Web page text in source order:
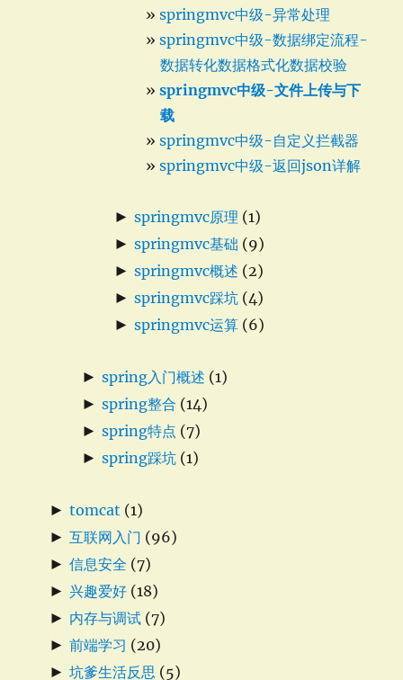
springmvc中级-异常处理
springmvc中级-数据绑定流程-
数据转化数据格式化数据校验
springmvc中级-文件上传与下
载
springmvc中级-自定义拦截器
springmvc中级-返回json详解
► springmvc原理 (1)
► springmvc基础 (9)
► springmvc概述 (2)
► springmvc踩坑 (4)
► springmvc运算 (6)
► spring入门概述 (1)
► spring整合 (14)
► spring特点 (7)
► spring踩坑 (1)
► tomcat (1)
► 互联网入门 (96)
► 信息安全 (7)
► 兴趣爱好 (18)
► 内存与调试 (7)
► 前端学习 (20)
► 坑爹生活反思 (5)